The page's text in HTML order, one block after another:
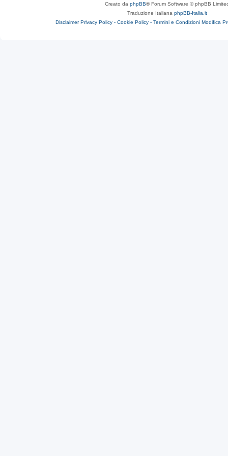
Creato da phpBB® Forum Software © phpBB
Traduzione Italiana phpBB-Italia.it
Disclaimer Privacy Policy - Cookie Policy - Termini e Condizioni Modifica